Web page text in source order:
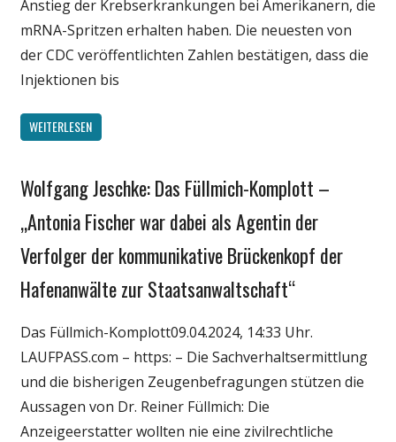
Anstieg der Krebserkrankungen bei Amerikanern, die
mRNA-Spritzen erhalten haben. Die neuesten von
der CDC veröffentlichten Zahlen bestätigen, dass die
Injektionen bis
WEITERLESEN
Gesellschaft
Wirtschaft
Wissenschaft
Wolfgang Jeschke: Das Füllmich-Komplott –
„Antonia Fischer war dabei als Agentin der
Verfolger der kommunikative Brückenkopf der
Hafenanwälte zur Staatsanwaltschaft“
Das Füllmich-Komplott09.04.2024, 14:33 Uhr.
LAUFPASS.com – https: – Die Sachverhaltsermittlung
und die bisherigen Zeugenbefragungen stützen die
Aussagen von Dr. Reiner Füllmich: Die
Anzeigeerstatter wollten nie eine zivilrechtliche